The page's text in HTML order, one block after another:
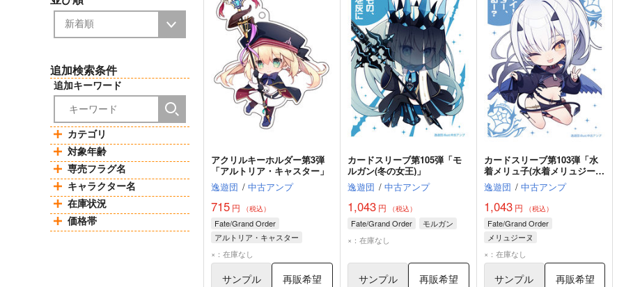
追加検索条件
追加キーワード
カテゴリ
対象年齢
専売フラグ名
キャラクター名
在庫状況
価格帯
アクリルキーホルダー第3弾
「アルトリア・キャスター」
逸遊団 / 中古アンプ
715 円 （税込）
Fate/Grand Order
アルトリア・キャスター
×：在庫なし
サンプル 再販希望
カードスリーブ第105弾「モ
ルガン(冬の女王)」
逸遊団 / 中古アンプ
1,043円 （税込）
Fate/Grand Order
モルガン
×：在庫なし
サンプル 再販希望
カードスリーブ第103弾「水
着メリュ子(水着メリュジー
ヌ)」
逸遊団 / 中古アンプ
1,043円 （税込）
Fate/Grand Order
メリュジーヌ
×：在庫なし
サンプル 再販希望